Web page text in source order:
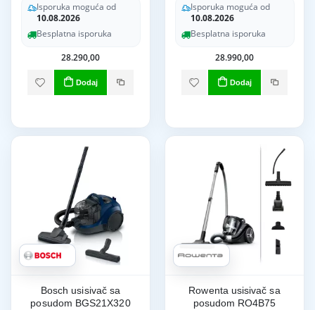
Isporuka moguća od
10.08.2026
Besplatna isporuka
28.290,00
Dodaj
Isporuka moguća od
10.08.2026
Besplatna isporuka
28.990,00
Dodaj
Bosch usisivač sa
posudom BGS21X320
Rowenta usisivač sa
posudom RO4B75